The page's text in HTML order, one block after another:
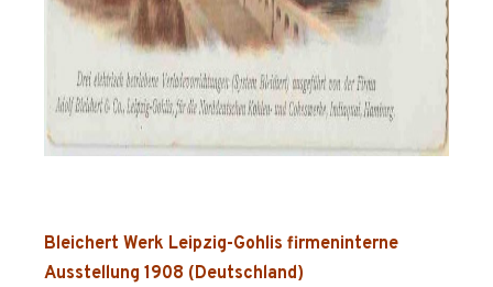
Bleichert Werk Leipzig-Gohlis firmeninterne
Ausstellung 1908 (Deutschland)